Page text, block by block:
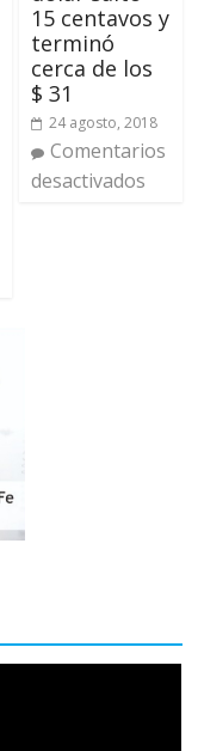
15 centavos y
terminó
cerca de los
$ 31
24 agosto, 2018
Comentarios
desactivados